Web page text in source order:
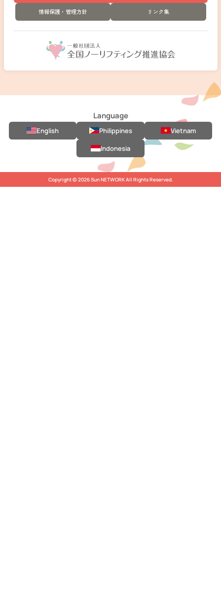
情報保護・管理方針 リンク集
Language
English Philippines
Vietnam
Indonesia
Copyright © 2026 Sun NETWORK All Rights Reserved.